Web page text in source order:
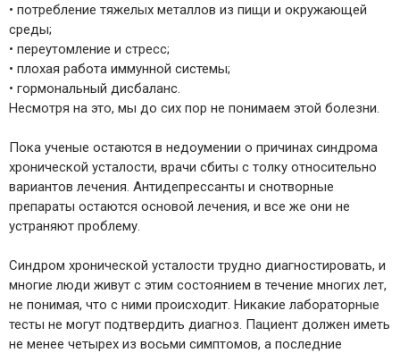
• потребление тяжелых металлов из пищи и окружающей
среды;
• переутомление и стресс;
• плохая работа иммунной системы;
• гормональный дисбаланс.
Несмотря на это, мы до сих пор не понимаем этой болезни.
Пока ученые остаются в недоумении о причинах синдрома
хронической усталости, врачи сбиты с толку относительно
вариантов лечения. Антидепрессанты и снотворные
препараты остаются основой лечения, и все же они не
устраняют проблему.
Синдром хронической усталости трудно диагностировать, и
многие люди живут с этим состоянием в течение многих лет,
не понимая, что с ними происходит. Никакие лабораторные
тесты не могут подтвердить диагноз. Пациент должен иметь
не менее четырех из восьми симптомов, а последние